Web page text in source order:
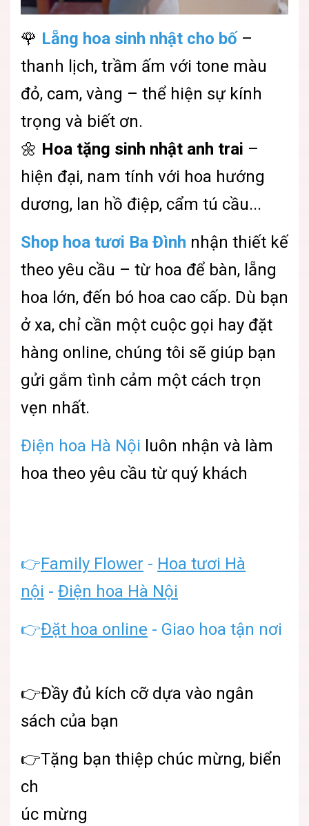
🌹 Lẵng hoa sinh nhật cho bố –
thanh lịch, trầm ấm với tone màu
đỏ, cam, vàng – thể hiện sự kính
trọng và biết ơn.
🌼 Hoa tặng sinh nhật anh trai –
hiện đại, nam tính với hoa hướng
dương, lan hồ điệp, cẩm tú cầu...
Shop hoa tươi Ba Đình nhận thiết kế
theo yêu cầu – từ hoa để bàn, lẵng
hoa lớn, đến bó hoa cao cấp. Dù bạn
ở xa, chỉ cần một cuộc gọi hay đặt
hàng online, chúng tôi sẽ giúp bạn
gửi gắm tình cảm một cách trọn
vẹn nhất.
Điện hoa Hà Nội luôn nhận và làm
hoa theo yêu cầu từ quý khách
👉Family Flower - Hoa tươi Hà
nội - Điện hoa Hà Nội
👉Đặt hoa online - Giao hoa tận nơi
👉Đầy đủ kích cỡ dựa vào ngân
sách của bạn
👉Tặng bạn thiệp chúc mừng, biển
ch
úc mừng